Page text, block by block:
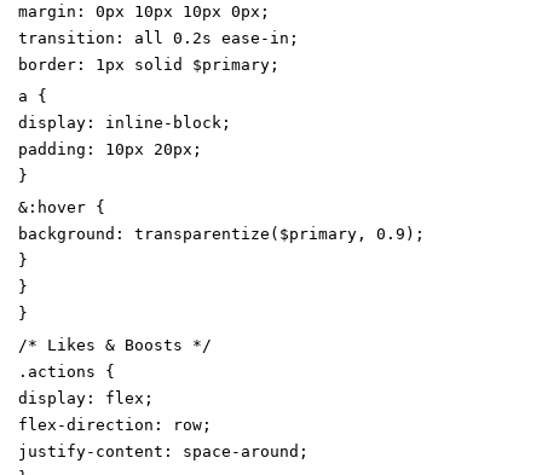
margin : 0px 10px 10px 0px ;
transition : all 0 .2s ease-in ;
border : 1 px solid $primary ;
a
{
display : inline-block ;
padding : 10px 20px ;
}
& : hover {
background : transparentize ( $primary , 0 .9 ) ;
}
}
}
/* Likes & Boosts */
. actions
{
display : flex ;
flex-direction : row ;
justify-content : space-around ;